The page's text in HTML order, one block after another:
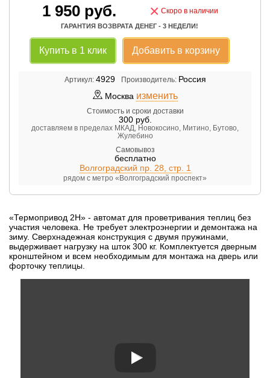
1 950руб. × Скоро в наличии
ГАРАНТИЯ ВОЗВРАТА ДЕНЕГ - 3 НЕДЕЛИ!
Купить в 1 клик Добавить в корзину
Артикул: 4929 Производитель: Россия
Москва изменить
Стоимость и сроки доставки
300руб.
доставляем в пределах МКАД, Новокосино, Митино, Бутово,
Жулебино
Самовывоз
бесплатно
Волгоградский пр. 28, стр. 1
рядом с метро «Волгоградский проспект»
«Термопривод 2Н» - автомат для проветривания теплиц без
участия человека. Не требует электроэнергии и демонтажа на
зиму. Сверхнадежная конструкция с двумя пружинами,
выдерживает нагрузку на шток 300 кг. Комплектуется дверным
кронштейном и всем необходимым для монтажа на дверь или
форточку теплицы.